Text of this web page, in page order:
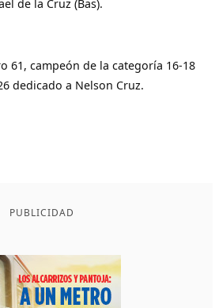
de la Cruz (Bas).
61, campeón de la categoría 16-18
dedicado a Nelson Cruz.
PUBLICIDAD